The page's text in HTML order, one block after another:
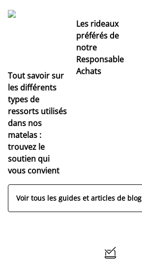
Tout savoir sur
les différents
types de
ressorts utilisés
dans nos
matelas :
trouvez le
soutien qui
vous convient
Les rideaux
préférés de
notre
Responsable
Achats
Voir tous les guides et articles de blog
